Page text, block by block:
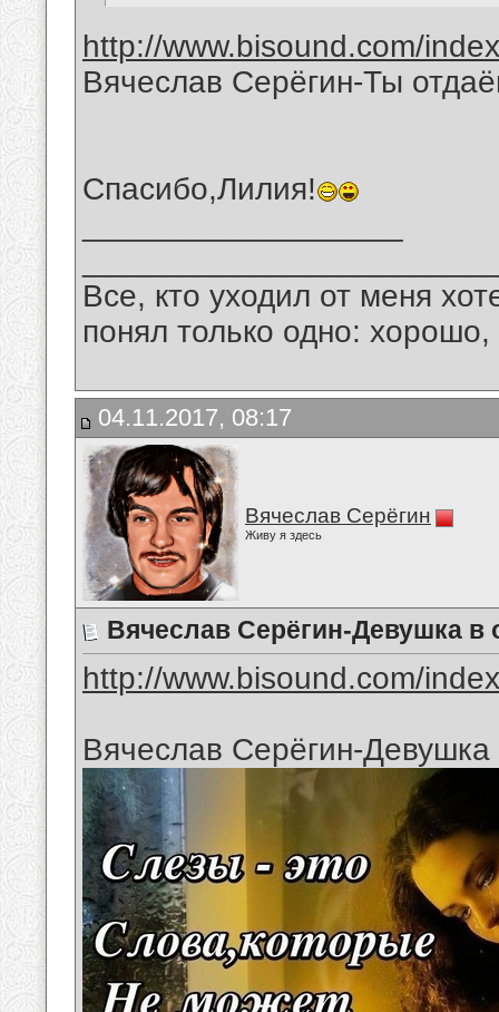
http://www.bisound.com/
Вячеслав Серёгин-Ты
Спасибо,Лилия!
Все, кто уходил от меня
понял только одно:
04.11.2017, 08:17
Вячеслав Серёгин
Живу я здесь
Вячеслав Серёгин-Девушка в
http://www.bisound.com/
Вячеслав Серёгин-Девушка